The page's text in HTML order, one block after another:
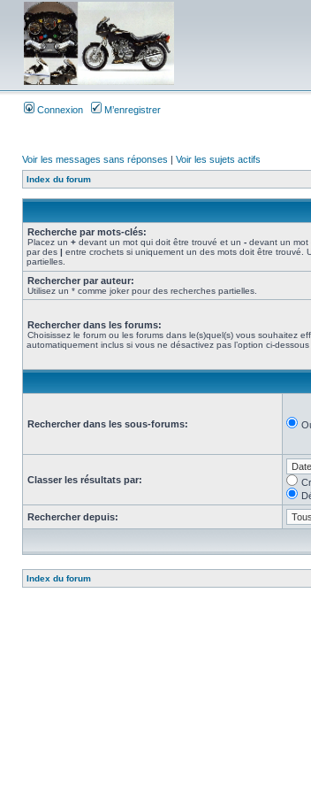
Connexion M’enregistrer
Voir les messages sans réponses | Voir les sujets actifs
Index du forum
Recherche par mots-clés:
Placez un + devant un mot qui doit être trouvé et un - devant un mot
par des | entre crochets si uniquement un des mots doit être trouvé.
partielles.
Rechercher par auteur:
Utilisez un * comme joker pour des recherches partielles.
Rechercher dans les forums:
Choisissez le forum ou les forums dans le(s)quel(s) vous souhaitez
automatiquement inclus si vous ne désactivez pas l’option ci-
Rechercher dans les sous-forums:
Classer les résultats par:
Rechercher depuis:
Index du forum